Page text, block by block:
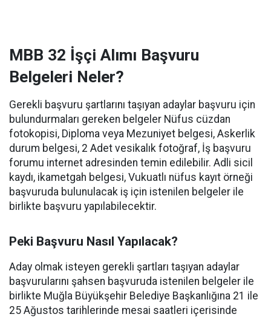
MBB 32 İşçi Alımı Başvuru
Belgeleri Neler?
Gerekli başvuru şartlarını taşıyan adaylar başvuru için
bulundurmaları gereken belgeler Nüfus cüzdan
fotokopisi, Diploma veya Mezuniyet belgesi, Askerlik
durum belgesi, 2 Adet vesikalık fotoğraf, İş başvuru
forumu internet adresinden temin edilebilir. Adli sicil
kaydı, ikametgah belgesi, Vukuatlı nüfus kayıt örneği
başvuruda bulunulacak iş için istenilen belgeler ile
birlikte başvuru yapılabilecektir.
Peki Başvuru Nasıl Yapılacak?
Aday olmak isteyen gerekli şartları taşıyan adaylar
başvurularını şahsen başvuruda istenilen belgeler ile
birlikte Muğla Büyükşehir Belediye Başkanlığına 21 ile
25 Ağustos tarihlerinde mesai saatleri içerisinde